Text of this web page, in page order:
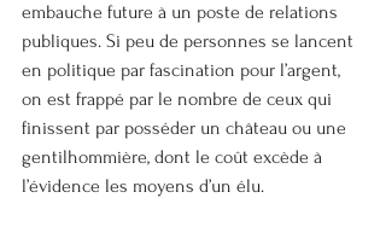
embauche future à un poste de relations
publiques. Si peu de personnes se lancent
en politique par fascination pour l’argent,
on est frappé par le nombre de ceux qui
finissent par posséder un château ou une
gentilhommière, dont le coût excède à
l’évidence les moyens d’un élu.